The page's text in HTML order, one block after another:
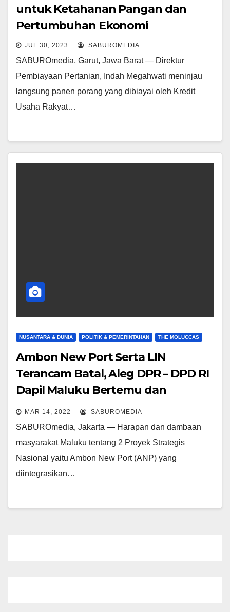
untuk Ketahanan Pangan dan
Pertumbuhan Ekonomi
JUL 30, 2023 SABUROMEDIA
SABUROmedia, Garut, Jawa Barat — Direktur
Pembiayaan Pertanian, Indah Megahwati meninjau
langsung panen porang yang dibiayai oleh Kredit
Usaha Rakyat…
NUSANTARA & DUNIA POLITIK & PEMERINTAHAN THE MOLUCCAS
Ambon New Port Serta LIN
Terancam Batal, Aleg DPR – DPD RI
Dapil Maluku Bertemu dan
Bersikap
MAR 14, 2022 SABUROMEDIA
SABUROmedia, Jakarta — Harapan dan dambaan
masyarakat Maluku tentang 2 Proyek Strategis
Nasional yaitu Ambon New Port (ANP) yang
diintegrasikan…